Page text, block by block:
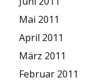
Mai 2011
April 2011
März 2011
Februar 2011